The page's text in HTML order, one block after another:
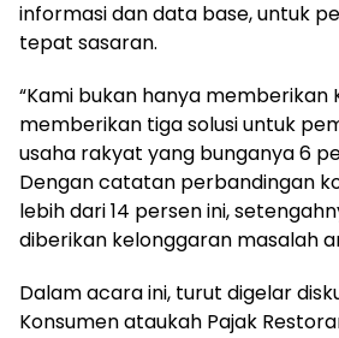
informasi dan data base, untuk
tepat sasaran.
“Kami bukan hanya memberikan
memberikan tiga solusi untuk
usaha rakyat yang bunganya 6
Dengan catatan perbandingan
lebih dari 14 persen ini,
diberikan kelonggaran masalah
Dalam acara ini, turut digelar
Konsumen ataukah Pajak